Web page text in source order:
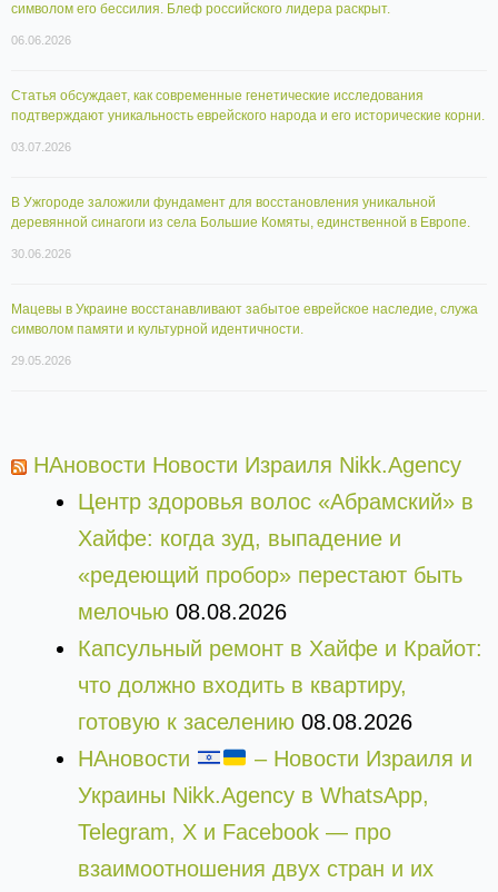
символом его бессилия. Блеф российского лидера раскрыт.
06.06.2026
Статья обсуждает, как современные генетические исследования
подтверждают уникальность еврейского народа и его исторические корни.
03.07.2026
В Ужгороде заложили фундамент для восстановления уникальной
деревянной синагоги из села Большие Комяты, единственной в Европе.
30.06.2026
Мацевы в Украине восстанавливают забытое еврейское наследие, служа
символом памяти и культурной идентичности.
29.05.2026
НАновости Новости Израиля Nikk.Agency
Центр здоровья волос «Абрaмский» в
Хайфе: когда зуд, выпадение и
«редеющий пробор» перестают быть
мелочью 08.08.2026
Капсульный ремонт в Хайфе и Крайот:
что должно входить в квартиру,
готовую к заселению 08.08.2026
НАновости
– Новости Израиля и
Украины Nikk.Agency в WhatsApp,
Telegram, X и Facebook — про
взаимоотношения двух стран и их